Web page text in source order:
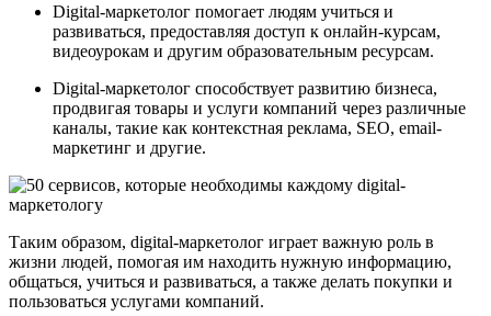
Digital-маркетолог помогает людям учиться и
развиваться, предоставляя доступ к онлайн-курсам,
видеоурокам и другим образовательным ресурсам.
Digital-маркетолог способствует развитию бизнеса,
продвигая товары и услуги компаний через различные
каналы, такие как контекстная реклама, SEO, email-
маркетинг и другие.
Таким образом, digital-маркетолог играет важную роль в
жизни людей, помогая им находить нужную информацию,
общаться, учиться и развиваться, а также делать покупки и
пользоваться услугами компаний.